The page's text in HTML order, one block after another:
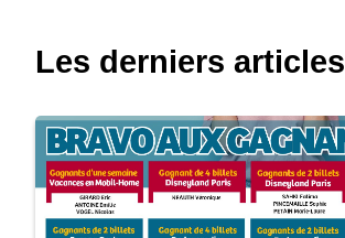
Les derniers articles